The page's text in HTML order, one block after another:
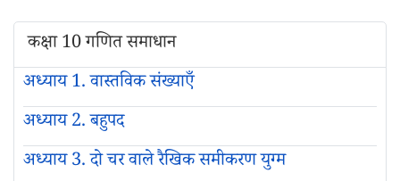
कक्षा 10 गणित समाधान
अध्याय 1. वास्तविक संख्याएँ
अध्याय 2. बहुपद
अध्याय 3. दो चर वाले रैखिक समीकरण युग्म